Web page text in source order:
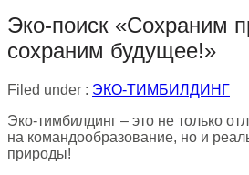
Эко-поиск «Сохраним
сохраним будущее!»
Filed under : ЭКО-ТИМБИЛДИНГ
Эко-тимбилдинг – это не только
на командообразование, но и
природы!